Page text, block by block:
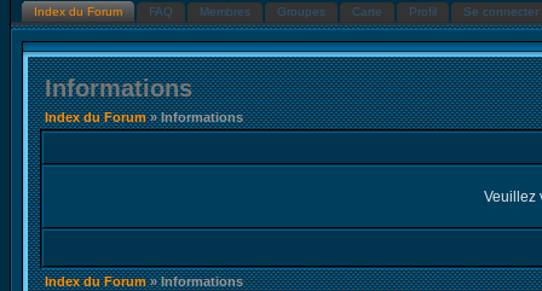
Index du Forum FAQ Membres Groupes Carte Profil Se connecter
Informations
Index du Forum» Informations
Veuillez
Index du Forum» Informations